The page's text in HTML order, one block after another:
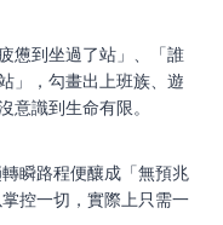
憊到坐過了站」、「誰
」，勾畫出上班族、遊
意識到生命有限。
瞬路程便釀成「無預兆
控一切，實際上只需一